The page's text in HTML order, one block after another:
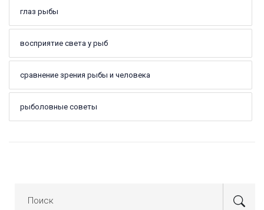
глаз рыбы
восприятие света у рыб
сравнение зрения рыбы и человека
рыболовные советы